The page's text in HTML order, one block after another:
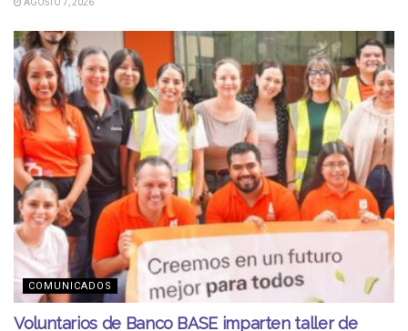
AGOSTO 7, 2026
COMUNICADOS
Voluntarios de Banco BASE imparten taller de